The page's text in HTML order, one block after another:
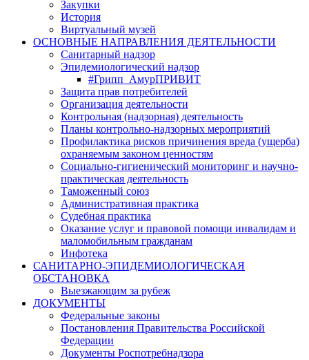
Закупки
История
Виртуальный музей
ОСНОВНЫЕ НАПРАВЛЕНИЯ ДЕЯТЕЛЬНОСТИ
Санитарный надзор
Эпидемиологический надзор
#Грипп_АмурПРИВИТ
Защита прав потребителей
Организация деятельности
Контрольная (надзорная) деятельность
Планы контрольно-надзорных мероприятий
Профилактика рисков причинения вреда (ущерба)
охраняемым законом ценностям
Социально-гигиенический мониторинг и научно-
практическая деятельность
Таможенный союз
Административная практика
Судебная практика
Оказание услуг и правовой помощи инвалидам и
маломобильным гражданам
Инфотека
САНИТАРНО-ЭПИДЕМИОЛОГИЧЕСКАЯ
ОБСТАНОВКА
Выезжающим за рубеж
ДОКУМЕНТЫ
Федеральные законы
Постановления Правительства Российской
Федерации
Документы Роспотребнадзора